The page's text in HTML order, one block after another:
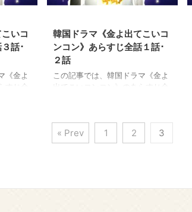
らすじ
出て
話一覧
出てこ
関図
ンコン》の49話･50話最終回のあ
伝えします。 →韓国ドラマ《金よ
出てこいコンコン》あらすじ全話
一覧に戻る →韓国ドラマ《金よ出
てこいコンコン》ドラマ情報-相
関図とキャスト ...
いコ
話･
《金よ
すじ全
らすじ
韓国ドラマ《金よ出てこいコ
ンコン》あらすじ全話１話･
２話
この記事では、韓国ドラマ《金よ
出てこいコンコン》のあらすじ全
含みますのでご注意ください。 最
高視聴率22.7％。視聴率の女王ハ
ン・ジヘが露天商を営みながら家
ンコン》の１話と２話のあらすじ
« Prev 1 2 3